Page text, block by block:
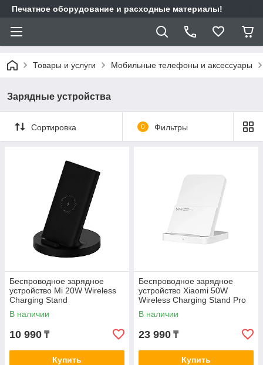
Печатное оборудование и расходные материалы!
Товары и услуги Мобильные телефоны и аксессуары
Зарядные устройства
Сортировка 0 Фильтры
Беспроводное зарядное
устройство Mi 20W Wireless
Charging Stand
В наличии
10 990 ₸
Купить
Беспроводное зарядное
устройство Xiaomi 50W
Wireless Charging Stand Pro
В наличии
23 990 ₸
Купить